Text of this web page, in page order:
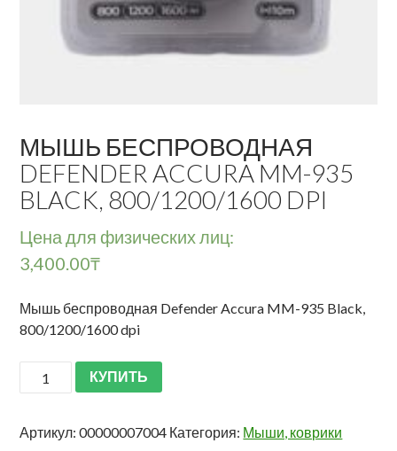
МЫШЬ БЕСПРОВОДНАЯ
DEFENDER ACCURA MM-935
BLACK, 800/1200/1600 DPI
Цена для физических лиц:
3,400.00₸
Мышь беспроводная Defender Accura MM-935 Black,
800/1200/1600 dpi
КУПИТЬ
Артикул:00000007004 Категория: Мыши, коврики